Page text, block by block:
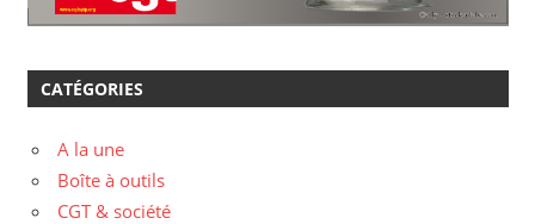
CATÉGORIES
A la une
Boîte à outils
CGT & société